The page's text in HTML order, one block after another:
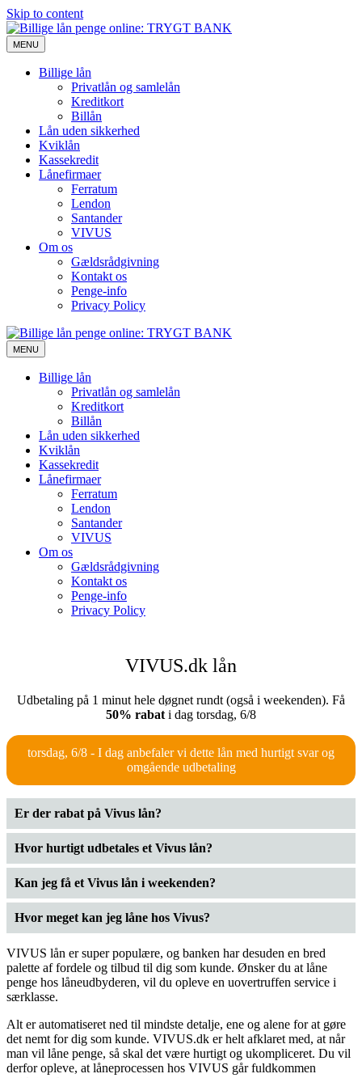
Skip to content
MENU
Billige lån
Privatlån og samlelån
Kreditkort
Billån
Lån uden sikkerhed
Kviklån
Kassekredit
Lånefirmaer
Ferratum
Lendon
Santander
VIVUS
Om os
Gældsrådgivning
Kontakt os
Penge-info
Privacy Policy
MENU
Billige lån
Privatlån og samlelån
Kreditkort
Billån
Lån uden sikkerhed
Kviklån
Kassekredit
Lånefirmaer
Ferratum
Lendon
Santander
VIVUS
Om os
Gældsrådgivning
Kontakt os
Penge-info
Privacy Policy
VIVUS.dk lån
Udbetaling på 1 minut hele døgnet rundt (også i weekenden). Få
50% rabat i dag torsdag, 6/8
torsdag, 6/8 - I dag anbefaler vi dette lån med hurtigt svar og
omgående udbetaling
Er der rabat på Vivus lån?
Hvor hurtigt udbetales et Vivus lån?
Kan jeg få et Vivus lån i weekenden?
Hvor meget kan jeg låne hos Vivus?
VIVUS lån er super populære, og banken har desuden en bred
palette af fordele og tilbud til dig som kunde. Ønsker du at låne
penge hos låneudbyderen, vil du opleve en uovertruffen service i
særklasse.
Alt er automatiseret ned til mindste detalje, ene og alene for at gøre
det nemt for dig som kunde. VIVUS.dk er helt afklaret med, at når
man vil låne penge, så skal det være hurtigt og ukompliceret. Du vil
derfor opleve, at låneprocessen hos VIVUS går fuldkommen